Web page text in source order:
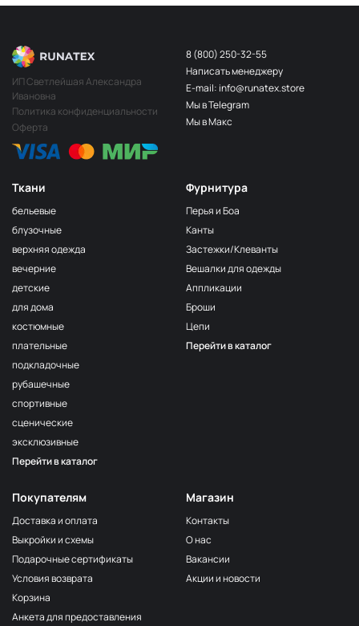
Ткани
бельевые
блузочные
верхняя одежда
вечерние
детские
для дома
костюмные
плательные
подкладочные
рубашечные
спортивные
сценические
эксклюзивные
Перейти в каталог
Фурнитура
Перья и Боа
Канты
Застежки/Клеванты
Вешалки для одежды
Аппликации
Броши
Цепи
Перейти в каталог
Покупателям
Доставка и оплата
Выкройки и схемы
Подарочные сертификаты
Условия возврата
Корзина
Анкета для предоставления
Магазин
Контакты
О нас
Вакансии
Акции и новости
ИП Светлейшая Александра
Ивановна
Политика конфиденциальности
Оферта
8 (800) 250-32-55
Написать менеджеру
E-mail: info@runatex.store
Мы в Telegram
Мы в Макс